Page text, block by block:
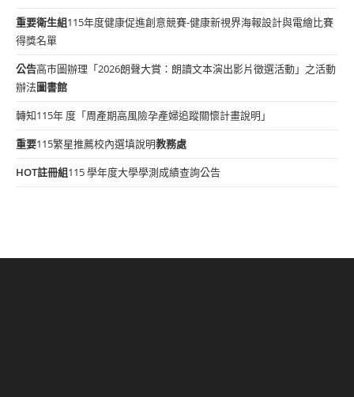
重要衛生組115年度健康促進創意競賽-健康新視界海報設計與電繪比賽
得獎名單
公告高市圖辦理「2026朗聲大賞：朗讀文本演出影片徵選活動」之活動
辦法圖書館
轉知115年 度「周產期高風險孕產婦追蹤關懷計畫說明」
重要115繁星推薦校內選填說明教務處
HOT註冊組115 學年度大學學測成績查詢公告